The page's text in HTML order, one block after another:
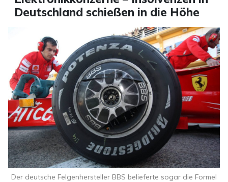
Deutschland schießen in die Höhe
Der deutsche Felgenhersteller BBS belieferte sogar die Formel